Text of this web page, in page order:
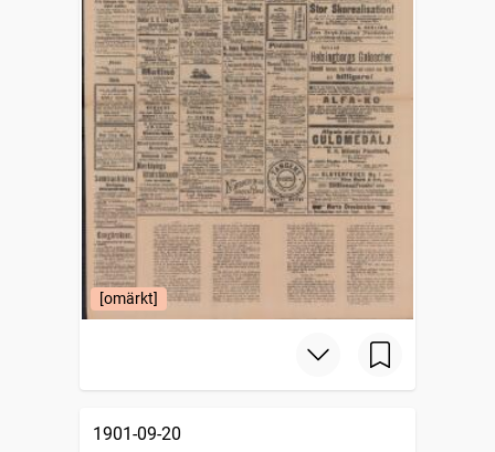
[omärkt]
1901-09-20